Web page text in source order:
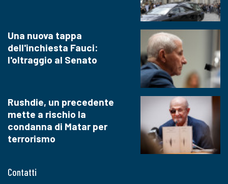
Contatti
Una nuova tappa
dell'inchiesta Fauci:
l'oltraggio al Senato
Rushdie, un precedente
mette a rischio la
condanna di Matar per
terrorismo